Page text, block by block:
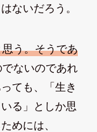
ないだろう。
う。そうであ
ないのであれ
ても、「生き
る」としか思
めには、